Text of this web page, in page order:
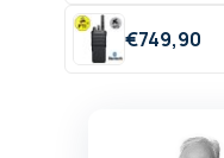
€749,90